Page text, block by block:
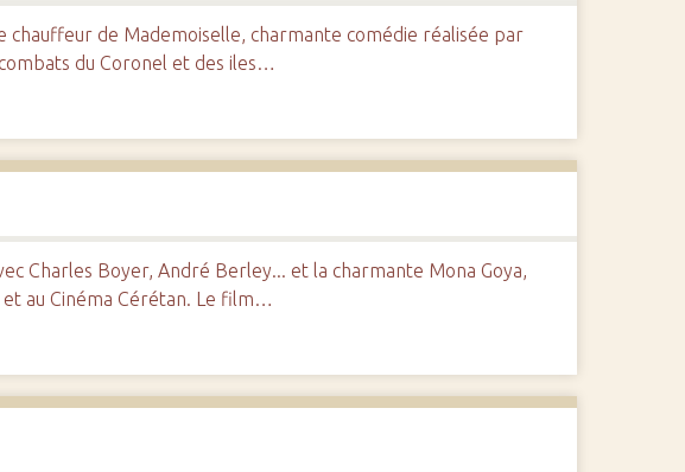
de Mademoiselle, charmante comédie réalisée par
du Coronel et des iles…
Charles Boyer, André Berley... et la charmante Mona Goya,
au Cinéma Cérétan. Le film…